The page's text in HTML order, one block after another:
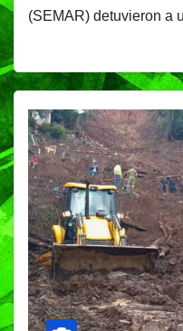
(SEMAR) detuvieron a